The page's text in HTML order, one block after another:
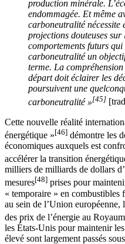
production minérale.
endommagée. Et même
carboneutralité nécessite
projections douteuses sur
comportements futurs
carboneutralité un
terme. La compréhension
départ doit éclairer les
poursuivent une
carboneutralité »[45]
Cette nouvelle réalité
énergétique »[46] démontre les
économiques auxquels est
accélérer la transition
milliers de milliards de dollars
mesures[48] prises pour
« temporaire » en combustibles
au sein de l’Union européenne,
des prix de l’énergie au
les États-Unis pour maintenir
élevé sont largement passés